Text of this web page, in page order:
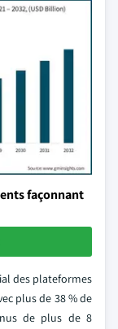
façonnant
des plateformes
plus de 38 % de
de plus de 8